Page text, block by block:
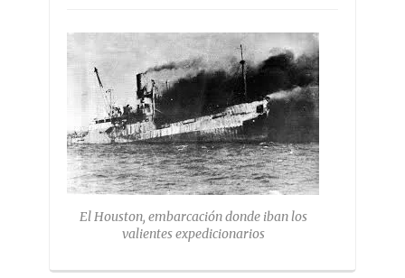
El Houston, embarcación donde iban los
valientes expedicionarios